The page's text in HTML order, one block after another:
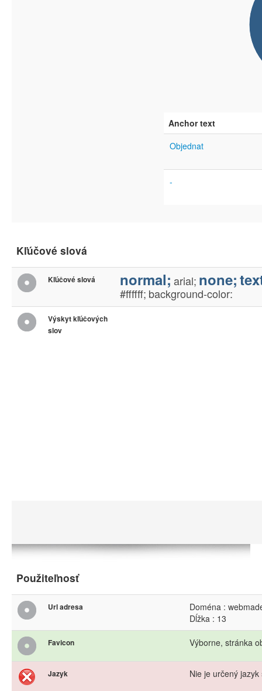
Anchor text
Objednat
-
Kľúčové slová
Kľúčové slová normal; arial; none;
#ffffff; background-color:
Výskyt kľúčových
slov
Použiteľnosť
Url adresa
Doména :
Dĺžka : 13
Favicon Výborne, stránka
Jazyk Nie je určený